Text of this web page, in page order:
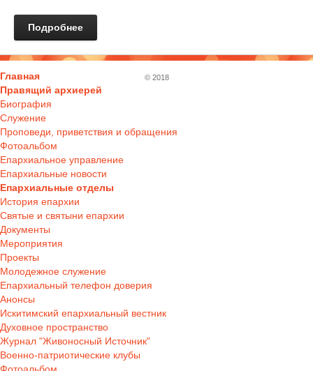
Подробнее
Главная
Правящий архиерей
Биография
Служение
Проповеди, приветствия и обращения
Фотоальбом
Епархиальное управление
Епархиальные новости
Епархиальные отделы
История епархии
Святые и святыни епархии
Документы
Мероприятия
Проекты
Молодежное служение
Епархиальный телефон доверия
Анонсы
Искитимский епархиальный вестник
Духовное пространство
Журнал "Живоносный Источник"
Военно-патриотические клубы
© 2018